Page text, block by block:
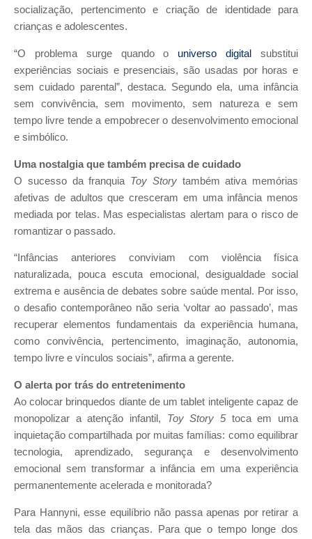
socialização, pertencimento e criação de identidade para
crianças e adolescentes.
“O problema surge quando o universo digital
substitui
experiências sociais e presenciais, são usadas por horas e
sem cuidado parental”, destaca. Segundo ela, uma infância
sem convivência, sem movimento, sem natureza e sem
tempo livre tende a empobrecer o desenvolvimento emocional
e simbólico.
Uma nostalgia que também precisa de cuidado
O sucesso da franquia Toy Storytambém ativa memórias
afetivas de adultos que cresceram em uma infância menos
mediada por telas. Mas especialistas alertam para o risco de
romantizar o passado.
“Infâncias anteriores conviviam com violência física
naturalizada, pouca escuta emocional, desigualdade social
extrema e ausência de debates sobre saúde mental. Por isso,
o desafio contemporâneo não seria ‘voltar ao passado’, mas
recuperar elementos fundamentais da experiência humana,
como convivência, pertencimento, imaginação, autonomia,
tempo livre e vínculos sociais”, afirma a gerente.
O alerta por trás do entretenimento
Ao colocar brinquedos diante de um tablet inteligente capaz de
monopolizar a atenção infantil, Toy Story 5toca em uma
inquietação compartilhada por muitas famílias: como equilibrar
tecnologia, aprendizado, segurança e desenvolvimento
emocional sem transformar a infância em uma experiência
permanentemente acelerada e monitorada?
Para Hannyni, esse equilíbrio não passa apenas por retirar a
tela das mãos das crianças. Para que o tempo longe dos